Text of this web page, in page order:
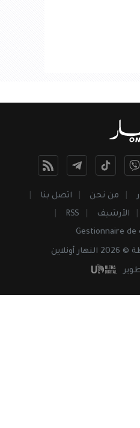
من نحن
اتصل بنا
الأرشيف
RSS
Gestionnaire
أونلاين